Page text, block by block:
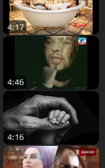
4:17
4:46
4:16